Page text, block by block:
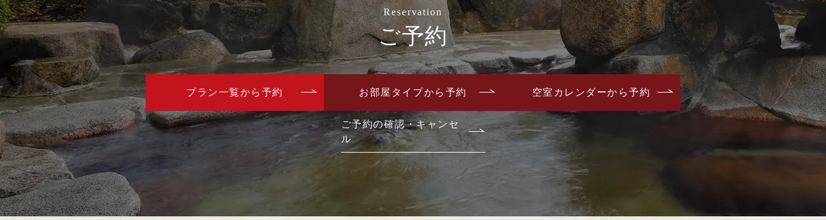
Reservation
ご予約
プラン一覧から予約 お部屋タイプから予約 空室カレンダーから予約
ご予約の確認・キャンセ
ル